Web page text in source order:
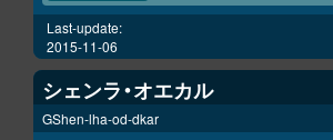
Last-update:
2015-11-06
シェンラ・オエカル
GShen-lha-od-dkar